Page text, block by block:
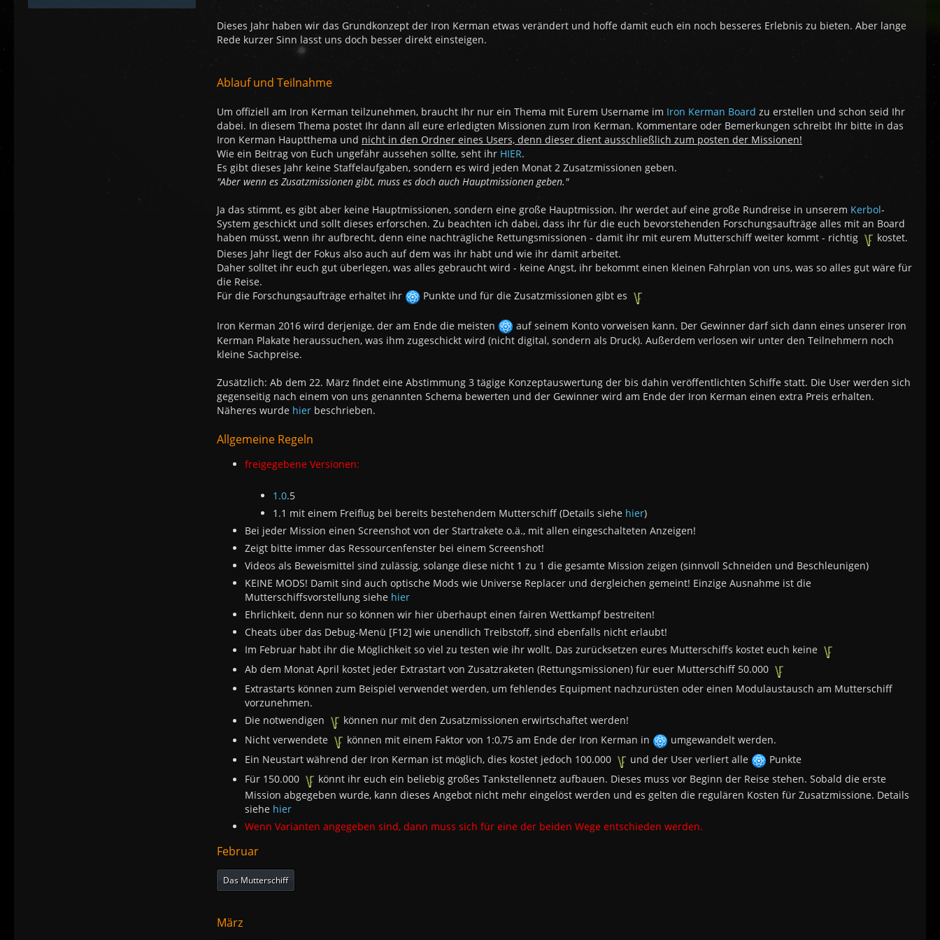
Dieses Jahr haben wir das Grundkonzept der Iron Kerman etwas verändert und hoffe damit euch ein noch besseres Erlebnis zu bieten. Aber lange
Rede kurzer Sinn lasst uns doch besser direkt einsteigen.
Ablauf und Teilnahme
Um offiziell am Iron Kerman teilzunehmen, braucht Ihr nur ein Thema mit Eurem Username im Iron Kerman Board zu erstellen und schon seid Ihr
dabei. In diesem Thema postet Ihr dann all eure erledigten Missionen zum Iron Kerman. Kommentare oder Bemerkungen schreibt Ihr bitte in das
Iron Kerman Hauptthema und nicht in den Ordner eines Users, denn dieser dient ausschließlich zum posten der Missionen!
Wie ein Beitrag von Euch ungefähr aussehen sollte, seht ihr HIER.
Es gibt dieses Jahr keine Staffelaufgaben, sondern es wird jeden Monat 2 Zusatzmissionen geben.
"Aber wenn es Zusatzmissionen gibt, muss es doch auch Hauptmissionen geben."
Ja das stimmt, es gibt aber keine Hauptmissionen, sondern eine große Hauptmission. Ihr werdet auf eine große Rundreise in unserem Kerbol-
System geschickt und sollt dieses erforschen. Zu beachten ich dabei, dass ihr für die euch bevorstehenden Forschungsaufträge alles mit an Board
haben müsst, wenn ihr aufbrecht, denn eine nachträgliche Rettungsmissionen - damit ihr mit eurem Mutterschiff weiter kommt - richtig
kostet.
Dieses Jahr liegt der Fokus also auch auf dem was ihr habt und wie ihr damit arbeitet.
Daher solltet ihr euch gut überlegen, was alles gebraucht wird - keine Angst, ihr bekommt einen kleinen Fahrplan von uns, was so alles gut wäre für
die Reise.
Für die Forschungsaufträge erhaltet ihr
Punkte und für die Zusatzmissionen gibt es
Iron Kerman 2016 wird derjenige, der am Ende die meisten
auf seinem Konto vorweisen kann. Der Gewinner darf sich dann eines unserer Iron
Kerman Plakate heraussuchen, was ihm zugeschickt wird (nicht digital, sondern als Druck). Außerdem verlosen wir unter den Teilnehmern noch
kleine Sachpreise.
Zusätzlich: Ab dem 22. März findet eine Abstimmung 3 tägige Konzeptauswertung der bis dahin veröffentlichten Schiffe statt. Die User werden sich
gegenseitig nach einem von uns genannten Schema bewerten und der Gewinner wird am Ende der Iron Kerman einen extra Preis erhalten.
Näheres wurde hier beschrieben.
Allgemeine Regeln
freigegebene Versionen:
1.0.5
1.1 mit einem Freiflug bei bereits bestehendem Mutterschiff (Details siehe hier)
Bei jeder Mission einen Screenshot von der Startrakete o.ä., mit allen eingeschalteten Anzeigen!
Zeigt bitte immer das Ressourcenfenster bei einem Screenshot!
Videos als Beweismittel sind zulässig, solange diese nicht 1 zu 1 die gesamte Mission zeigen (sinnvoll Schneiden und Beschleunigen)
KEINE MODS! Damit sind auch optische Mods wie Universe Replacer und dergleichen gemeint! Einzige Ausnahme ist die
Mutterschiffsvorstellung siehe hier
Ehrlichkeit, denn nur so können wir hier überhaupt einen fairen Wettkampf bestreiten!
Cheats über das Debug-Menü [F12] wie unendlich Treibstoff, sind ebenfalls nicht erlaubt!
Im Februar habt ihr die Möglichkeit so viel zu testen wie ihr wollt. Das zurücksetzen eures Mutterschiffs kostet euch keine
Ab dem Monat April kostet jeder Extrastart von Zusatzraketen (Rettungsmissionen) für euer Mutterschiff 50.000
Extrastarts können zum Beispiel verwendet werden, um fehlendes Equipment nachzurüsten oder einen Modulaustausch am Mutterschiff
vorzunehmen.
Die notwendigen
können nur mit den Zusatzmissionen erwirtschaftet werden!
Nicht verwendete
können mit einem Faktor von 1:0,75 am Ende der Iron Kerman in
umgewandelt werden.
Ein Neustart während der Iron Kerman ist möglich, dies kostet jedoch 100.000
und der User verliert alle
Punkte
Für 150.000
könnt ihr euch ein beliebig großes Tankstellennetz aufbauen. Dieses muss vor Beginn der Reise stehen. Sobald die erste
Mission abgegeben wurde, kann dieses Angebot nicht mehr eingelöst werden und es gelten die regulären Kosten für Zusatzmissione. Details
siehe hier
Wenn Varianten angegeben sind, dann muss sich für eine der beiden Wege entschieden werden.
Februar
Das Mutterschiff
März